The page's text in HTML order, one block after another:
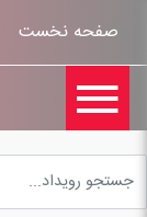
صفحه نخست
تماس با ما
